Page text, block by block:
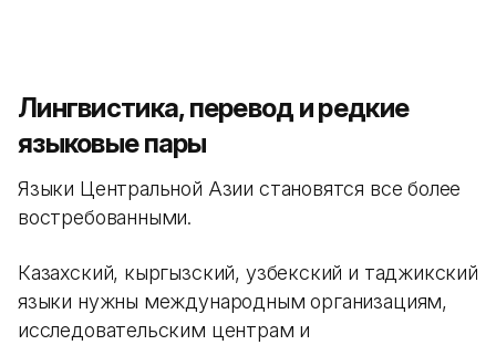
Лингвистика, перевод и редкие
языковые пары
Языки Центральной Азии становятся все более
востребованными.
Казахский, кыргызский, узбекский и таджикский
языки нужны международным организациям,
исследовательским центрам и